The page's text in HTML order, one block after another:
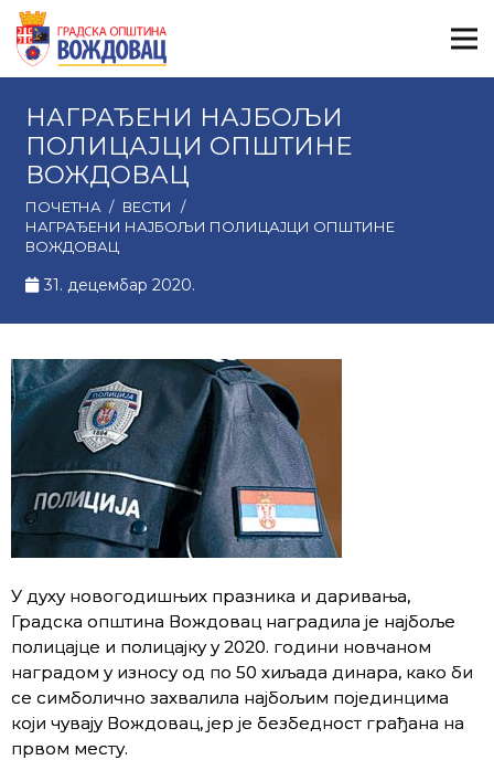
НАГРАЂЕНИ НАЈБОЉИ
ПОЛИЦАЈЦИ ОПШТИНЕ
ВОЖДОВАЦ
ПОЧЕТНА / ВЕСТИ
/
НАГРАЂЕНИ НАЈБОЉИ ПОЛИЦАЈЦИ ОПШТИНЕ
ВОЖДОВАЦ
31. децембар 2020.
У духу новогодишњих празника и даривања,
Градска општина Вождовац наградила је најбоље
полицајце и полицајку у 2020. години новчаном
наградом у износу од по 50 хиљада динара, како би
се симболично захвалила најбољим појединцима
који чувају Вождовац, јер је безбедност грађана на
првом месту.